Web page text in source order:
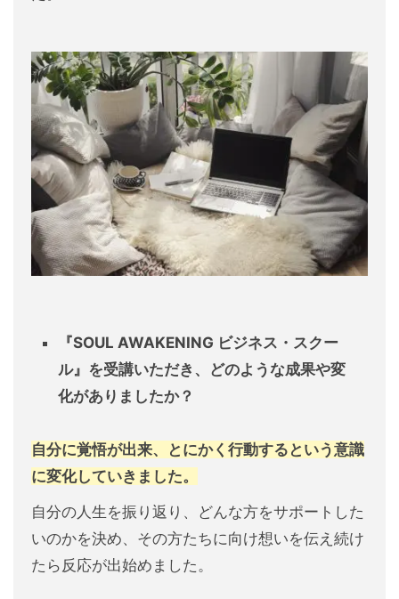
『SOUL AWAKENING ビジネス・スクー
ル』を受講いただき、 どのような成果や変
化がありましたか？
自分に覚悟が出来、とにかく行動するという意識
に変化していきました。
自分の人生を振り返り、どんな方をサポートした
いのかを決め、その方たちに向け想いを伝え続け
たら反応が出始めました。ㅤ